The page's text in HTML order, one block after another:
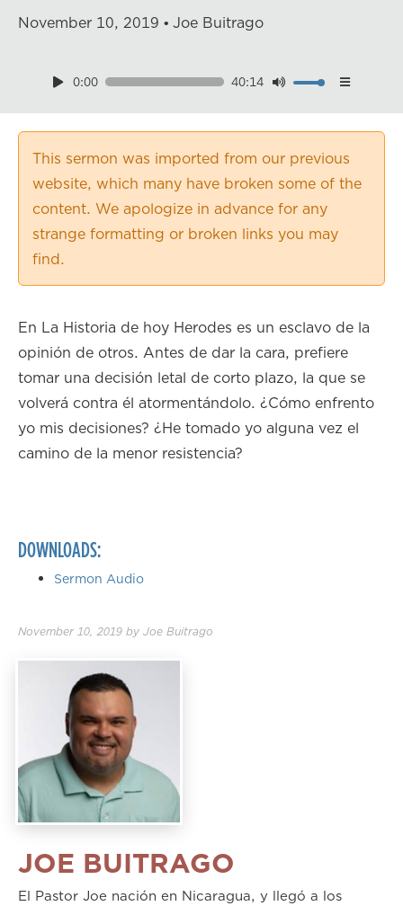
November 10, 2019 Joe Buitrago
0:00 40:14Download
0.75×
1.00×
1.25×
1.75×
This sermon was imported from our previous
website, which many have broken some of the
content. We apologize in advance for any
strange formatting or broken links you may
find.
En La Historia de hoy Herodes es un esclavo de la
opinión de otros. Antes de dar la cara, prefiere
tomar una decisión letal de corto plazo, la que se
volverá contra él atormentándolo. ¿Cómo enfrento
yo mis decisiones? ¿He tomado yo alguna vez el
camino de la menor resistencia?
DOWNLOADS:
Sermon Audio
November 10, 2019 by Joe Buitrago
JOE BUITRAGO
El Pastor Joe nación en Nicaragua, y llegó a los